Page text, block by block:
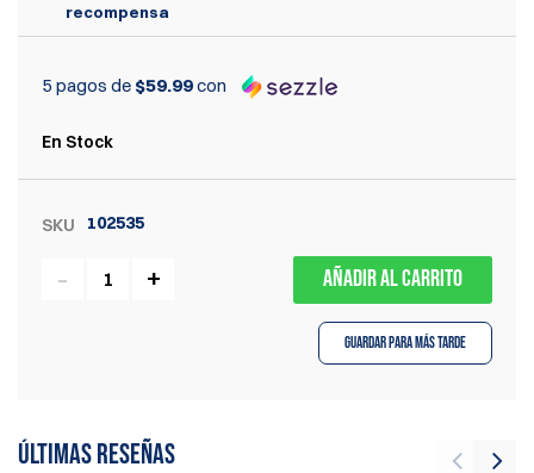
recompensa
5 pagos de $59.99con
En Stock
SKU 102535
AÑADIR AL CARRITO
Guardar para más tarde
Últimas reseñas